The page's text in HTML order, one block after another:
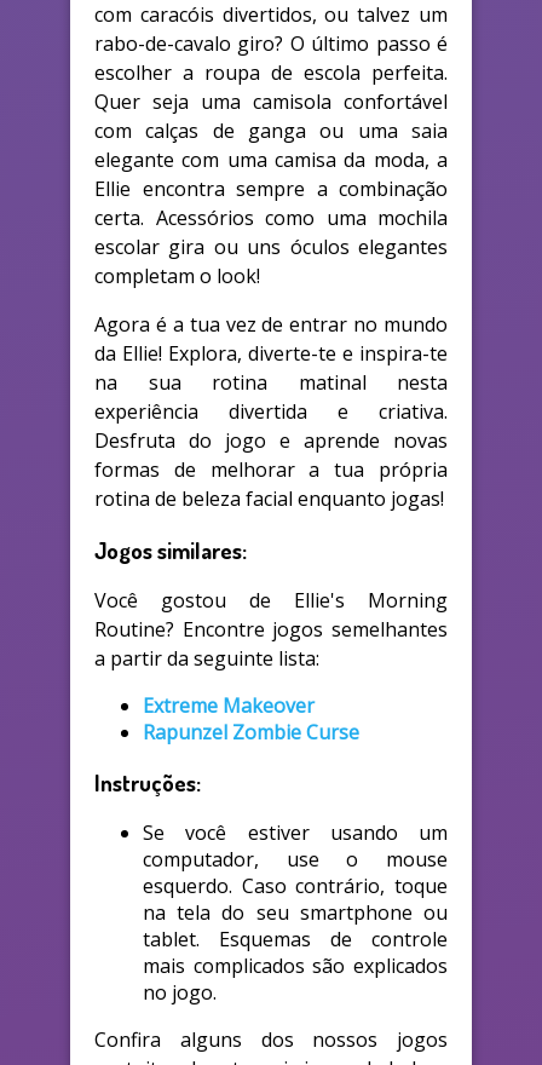
com caracóis divertidos, ou talvez um
rabo-de-cavalo giro? O último passo é
escolher a roupa de escola perfeita.
Quer seja uma camisola confortável
com calças de ganga ou uma saia
elegante com uma camisa da moda, a
Ellie encontra sempre a combinação
certa. Acessórios como uma mochila
escolar gira ou uns óculos elegantes
completam o look!
Agora é a tua vez de entrar no mundo
da Ellie! Explora, diverte-te e inspira-te
na sua rotina matinal nesta
experiência divertida e criativa.
Desfruta do jogo e aprende novas
formas de melhorar a tua própria
rotina de beleza facial enquanto jogas!
Jogos similares:
Você gostou de Ellie's Morning
Routine? Encontre jogos semelhantes
a partir da seguinte lista:
Extreme Makeover
Rapunzel Zombie Curse
Instruções:
Se você estiver usando um
computador, use o mouse
esquerdo. Caso contrário, toque
na tela do seu smartphone ou
tablet. Esquemas de controle
mais complicados são explicados
no jogo.
Confira alguns dos nossos jogos